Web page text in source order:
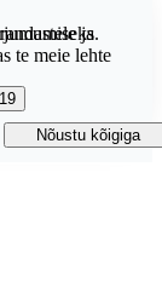
ja
te meie lehte
Nõustu kõigiga